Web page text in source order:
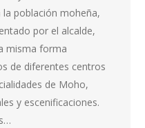
población moheña,
por el alcalde,
misma forma
de diferentes centros
de Moho,
y escenificaciones.